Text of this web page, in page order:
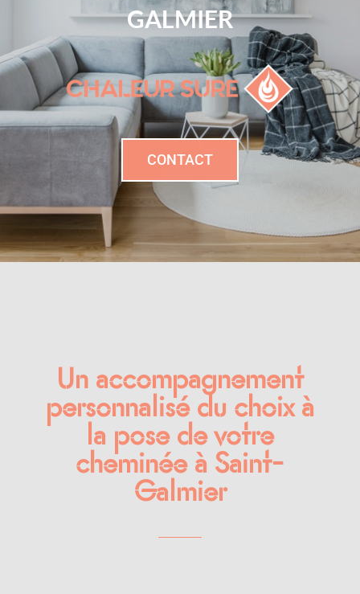
GALMIER
CONTACT
Un accompagnement
personnalisé du choix à
la pose de votre
cheminée à Saint-
Galmier